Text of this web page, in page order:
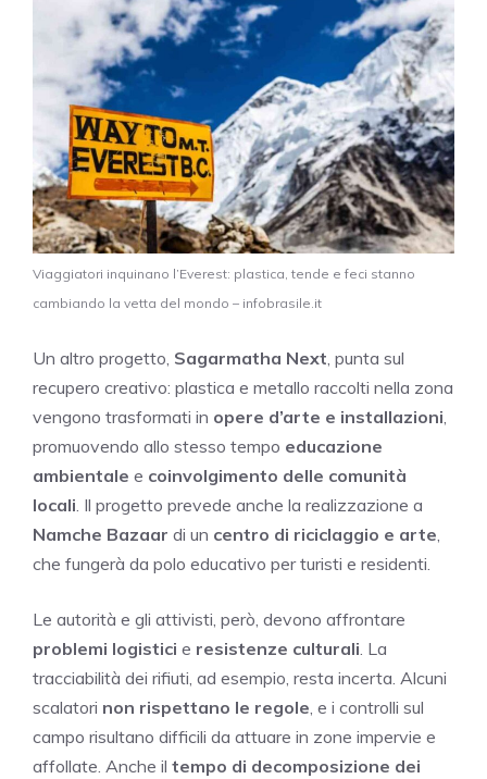
Viaggiatori inquinano l’Everest: plastica, tende e feci stanno
cambiando la vetta del mondo – infobrasile.it
Un altro progetto, Sagarmatha Next, punta sul
recupero creativo: plastica e metallo raccolti nella zona
vengono trasformati in opere d’arte e installazioni,
promuovendo allo stesso tempo educazione
ambientale e coinvolgimento delle comunità
locali. Il progetto prevede anche la realizzazione a
Namche Bazaar di un centro di riciclaggio e arte,
che fungerà da polo educativo per turisti e residenti.
Le autorità e gli attivisti, però, devono affrontare
problemi logistici e resistenze culturali. La
tracciabilità dei rifiuti, ad esempio, resta incerta. Alcuni
scalatori non rispettano le regole, e i controlli sul
campo risultano difficili da attuare in zone impervie e
affollate. Anche il tempo di decomposizione dei